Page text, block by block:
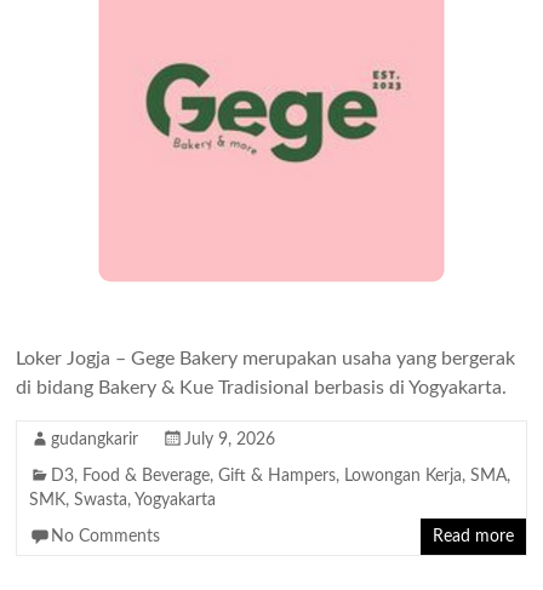
Loker Jogja – Gege Bakery merupakan usaha yang bergerak
di bidang Bakery & Kue Tradisional berbasis di Yogyakarta.
gudangkarir July 9, 2026
D3, Food & Beverage,Gift & Hampers, Lowongan Kerja,SMA,
SMK,Swasta, Yogyakarta
No Comments Read more